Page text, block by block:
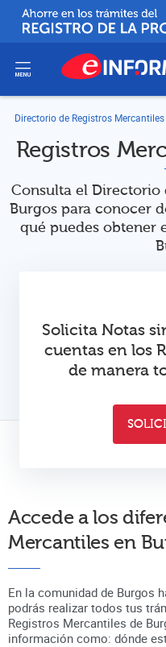
del menú
Directorio de Registros Mercantiles
Registros
Consulta el Directorio
Burgos para conocer
qué puedes obtener
Solicita Notas
cuentas en los
de manera
Accede a los
Mercantiles en
En la comunidad de Burgos
podrás realizar todos tus
Registros Mercantiles de
información como: dónde